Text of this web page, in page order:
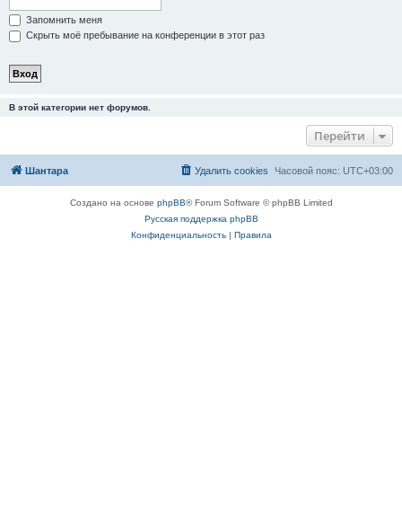
Запомнить меня
Скрыть моё пребывание на конференции в этот раз
В этой категории нет форумов.
Перейти
Шантара Часовой пояс: UTC+03:00
Удалить cookies
Создано на основе phpBB® Forum Software © phpBB Limited
Русская поддержка phpBB
Конфиденциальность| Правила